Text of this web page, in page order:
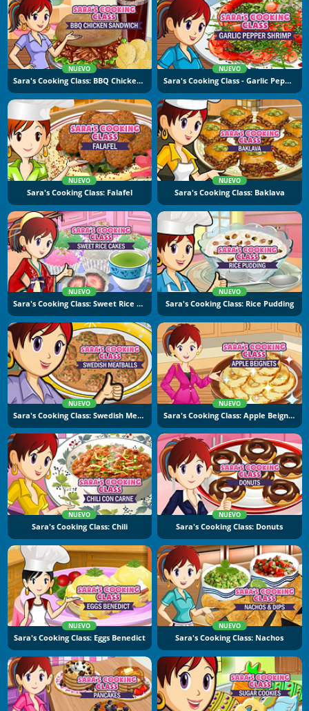
NUEVO
Sara's Cooking Class: BBQ Chicken Sandwich
NUEVO
Sara's Cooking Class - Garlic Pepper Shrimp
NUEVO
Sara's Cooking Class: Falafel
NUEVO
Sara's Cooking Class: Baklava
NUEVO
Sara's Cooking Class: Sweet Rice Cakes
NUEVO
Sara's Cooking Class: Rice Pudding
NUEVO
Sara's Cooking Class: Swedish Meatballs
NUEVO
Sara's Cooking Class: Apple Beignets
NUEVO
Sara's Cooking Class: Chili
NUEVO
Sara's Cooking Class: Donuts
NUEVO
Sara's Cooking Class: Eggs Benedict
NUEVO
Sara's Cooking Class: Nachos